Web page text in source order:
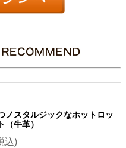
ノスタルジックなホットロッ
（牛革）
込)